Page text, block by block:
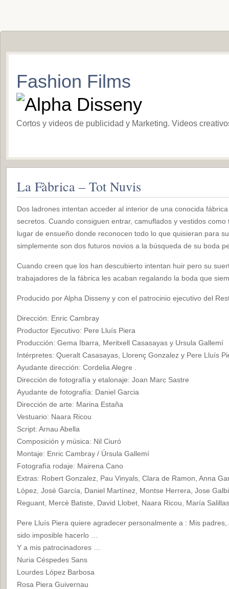
Fashion Films
Cortos y videos de publicidad y Marketing. Videos
La Fàbrica – Tot Nuvis
Dos ladrones intentan acceder al interior de una conocida
secretos. Cuando consiguen entrar, camuflados y vestidos
lugar de ensueño donde reconocen todo lo que quisieran para
simplemente son dos futuros novios a la búsqueda de su boda
Cuando creen que los han descubierto intentan huir pero su
trabajadores de la fábrica les acaban regalando la boda que
Producido por Alpha Disseny y con el patrocinio ejecutivo del
Dirección: Enric Cambray
Productor Ejecutivo: Pere Lluís Piera
Producción: Gema Ibarra, Meritxell Casasayas y Ursula Gallemí
Intérpretes: Queralt Casasayas, Llorenç Gonzalez y Pere Lluís
Ayudante dirección: Cordelia Alegre .
Dirección de fotografía y etalonaje: Joan Marc Sastre
Ayudante de fotografía: Daniel Garcia
Dirección de arte: Marina Estaña
Vestuario: Naara Ricou
Script: Arnau Abella
Composición y música: Nil Ciuró
Montaje: Enric Cambray / Úrsula Gallemí
Fotografía rodaje: Mairena Cano
Extras: Robert Gonzalez, Pau Vinyals, Clara de Ramon, Anna
López, José García, Daniel Martínez, Montse Herrera, Jose
Reguant, Mercè Batiste, David Llobet, Naara Ricou, María
Pere Lluís Piera quiere agradecer personalmente a : Mis
sido imposible hacerlo …
Y a mis patrocinadores …
Nuria Céspedes Sans
Lourdes López Barbosa
Rosa Piera Guivernau